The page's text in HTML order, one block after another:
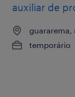
auxiliar de
guararema,
temporário